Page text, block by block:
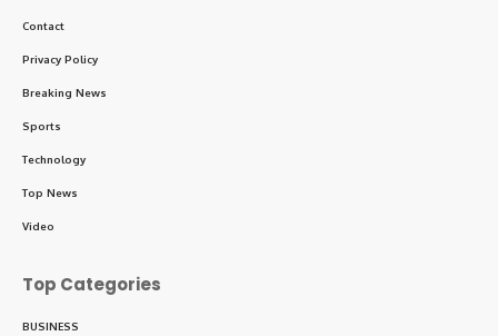
Contact
Privacy Policy
Breaking News
Sports
Technology
Top News
Video
Top Categories
BUSINESS